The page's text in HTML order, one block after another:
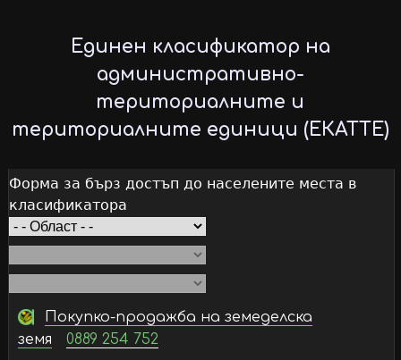
to
main
content
Единен класификатор на
административно-
териториалните и
териториалните единици (ЕКАТТЕ)
Форма за бърз достъп до населените места в
класификатора
Покупко-продажба на земеделска
земя
0889 254 752